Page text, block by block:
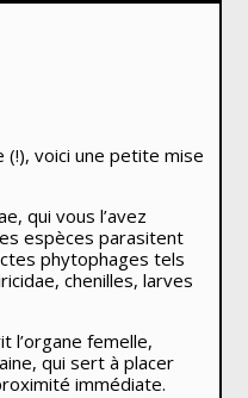
voici une petite mise
qui vous l’avez
espèces parasitent
phytophages tels
chenilles, larves
l’organe femelle,
qui sert à placer
immédiate.